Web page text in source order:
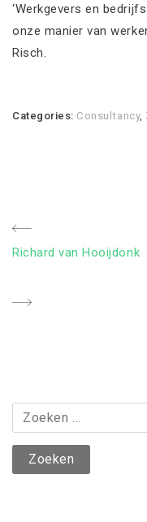
‘Werkgevers en
onze manier van
Risch.
Categories: Consultancy,
Bericht
Previous
Richard van Hooijdonk
Zoeken
naar: